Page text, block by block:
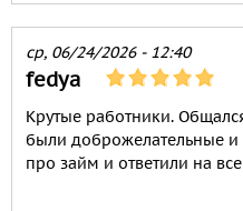
ср, 06/24/2026 - 12:40
fedya
Крутые работники.
были доброжелательные и
про займ и ответили на